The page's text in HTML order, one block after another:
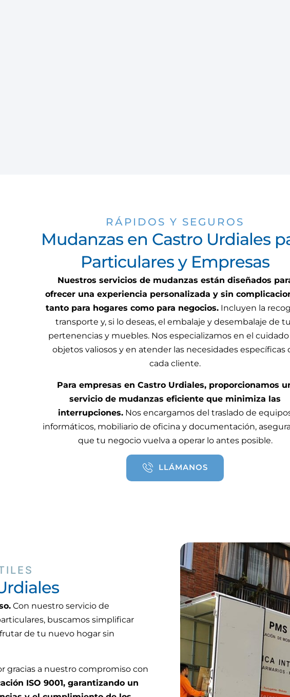
RÁPIDOS Y SEGUROS
Mudanzas en Castro Urdiales
Particulares y Empresas
Nuestros servicios de mudanzas están diseñados
ofrecer una experiencia personalizada y sin
tanto para hogares como para negocios.Incluyen la
transporte y, si lo deseas, el embalaje y desembalaje de
pertenencias y muebles. Nos especializamos en el
objetos valiosos y en atender las necesidades específicas
cada cliente.
Para empresas en Castro Urdiales, proporcionamos
servicio de mudanzas eficiente que minimiza las
interrupciones. Nos encargamos del traslado de
informáticos, mobiliario de oficina y documentación,
que tu negocio vuelva a operar lo antes posible.
LLÁMANOS
Con nuestro servicio de
buscamos simplificar
de tu nuevo hogar sin
gracias a nuestro compromiso con
ISO 9001, garantizando un